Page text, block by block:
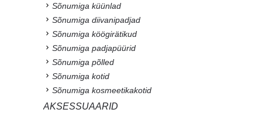
Sõnumiga küünlad
Sõnumiga diivanipadjad
Sõnumiga köögirätikud
Sõnumiga padjapüürid
Sõnumiga põlled
Sõnumiga kotid
Sõnumiga kosmeetikakotid
AKSESSUAARID